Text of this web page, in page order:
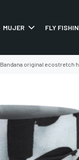
MUJER FLY
Bandana original ecostretch